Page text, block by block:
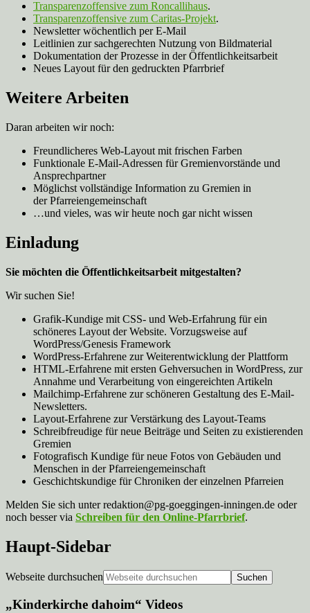
Transparenzoffensive zum Roncallihaus.
Transparenzoffensive zum Caritas-Projekt.
Newsletter wöchentlich per E-Mail
Leitlinien zur sachgerechten Nutzung von Bildmaterial
Dokumentation der Prozesse in der Öffentlichkeitsarbeit
Neues Layout für den gedruckten Pfarrbrief
Weitere Arbeiten
Daran arbeiten wir noch:
Freundlicheres Web-Layout mit frischen Farben
Funktionale E-Mail-Adressen für Gremienvorstände und
Ansprechpartner
Möglichst vollständige Information zu Gremien in
der Pfarreiengemeinschaft
…und vieles, was wir heute noch gar nicht wissen
Einladung
Sie möchten die Öffentlichkeitsarbeit mitgestalten?
Wir suchen Sie!
Grafik-Kundige mit CSS- und Web-Erfahrung für ein
schöneres Layout der Website. Vorzugsweise auf
WordPress/Genesis Framework
WordPress-Erfahrene zur Weiterentwicklung der Plattform
HTML-Erfahrene mit ersten Gehversuchen in WordPress, zur
Annahme und Verarbeitung von eingereichten Artikeln
Mailchimp-Erfahrene zur schöneren Gestaltung des E-Mail-
Newsletters.
Layout-Erfahrene zur Verstärkung des Layout-Teams
Schreibfreudige für neue Beiträge und Seiten zu existierenden
Gremien
Fotografisch Kundige für neue Fotos von Gebäuden und
Menschen in der Pfarreiengemeinschaft
Geschichtskundige für Chroniken der einzelnen Pfarreien
Melden Sie sich unter redaktion@pg-goeggingen-inningen.de oder
noch besser via Schreiben für den Online-Pfarrbrief.
Haupt-Sidebar
Webseite durchsuchen
„Kinderkirche dahoim“ Videos